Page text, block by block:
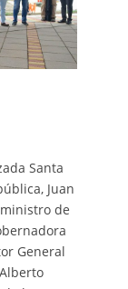
Santa
Juan
de
General